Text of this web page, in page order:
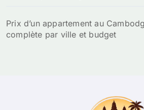
Prix d’un appartement au
complète par ville et budget